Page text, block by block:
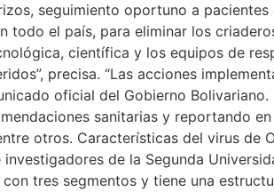
seguimiento oportuno a
el país, para eliminar los
científica y los equipos de
precisa. “Las acciones
oficial del Gobierno
sanitarias y reportando
otros. Características del virus de
de la Segunda
tres segmentos y tiene una